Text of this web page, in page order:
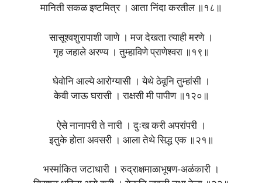
मानिती सकळ इष्टमित्र । आता निंदा करतील ॥१८॥
सासूश्वशुरापाशी जाणे । मज देखता त्याही मरणे ।
गृह जहाले अरण्य । तुम्हाविणे प्राणेश्वरा ॥१९॥
घेवोनि आल्ये आरोग्यासी । येथे ठेवूनि तुम्हांसी ।
केवी जाऊ घरासी । राक्षसी मी पापीण ॥१२०॥
ऐसे नानापरी ते नारी । दुःख करी अपरांपरी ।
इतुके होता अवसरी । आला तेथे सिद्ध एक ॥२१॥
भस्मांकित जटाधारी । रुद्राक्षमाळाभूषण-अळंकारी ।